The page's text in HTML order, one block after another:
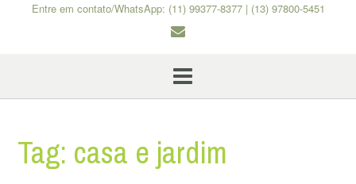
Entre em contato/WhatsApp: (11) 99377-8377 | (13) 97800-5451
Tag: casa e jardim